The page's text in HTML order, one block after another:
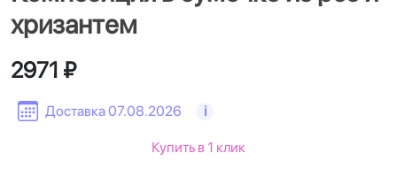
хризантем
Доставка 07.08.2026 i
2971 ₽
Купить в 1 клик